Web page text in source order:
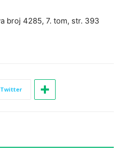
broj 4285, 7. tom, str. 393
Twitter